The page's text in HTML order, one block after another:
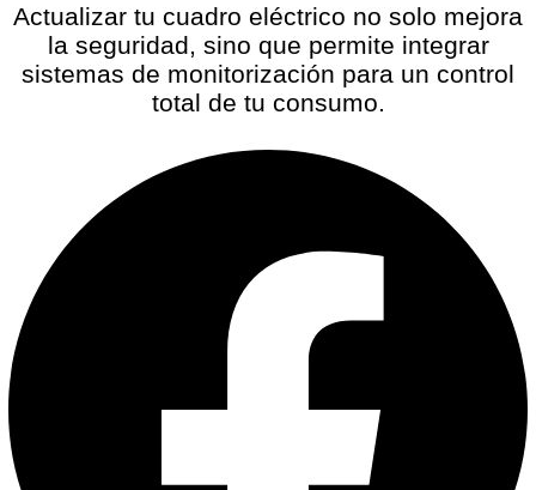
Actualizar tu cuadro eléctrico no solo mejora
la seguridad, sino que permite integrar
sistemas de monitorización para un control
total de tu consumo.